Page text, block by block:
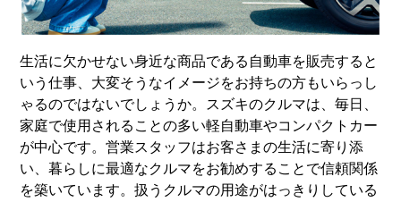
生活に欠かせない身近な商品である自動車を販売すると
いう仕事、大変そうなイメージをお持ちの方もいらっし
ゃるのではないでしょうか。スズキのクルマは、毎日、
家庭で使用されることの多い軽自動車やコンパクトカー
が中心です。営業スタッフはお客さまの生活に寄り添
い、暮らしに最適なクルマをお勧めすることで信頼関係
を築いています。扱うクルマの用途がはっきりしている